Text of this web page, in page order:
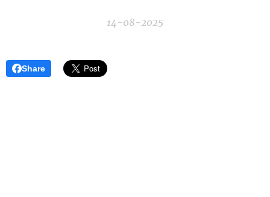
14-08-2025
Share